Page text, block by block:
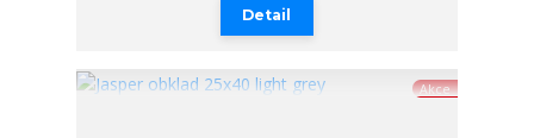
Detail
Akce